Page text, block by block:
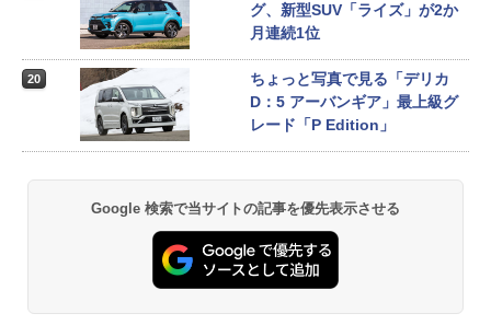
グ、新型SUV「ライズ」が2か
月連続1位
20
ちょっと写真で見る「デリカ
D：5 アーバンギア」最上級グ
レード「P Edition」
Google 検索で当サイトの記事を優先表示させる